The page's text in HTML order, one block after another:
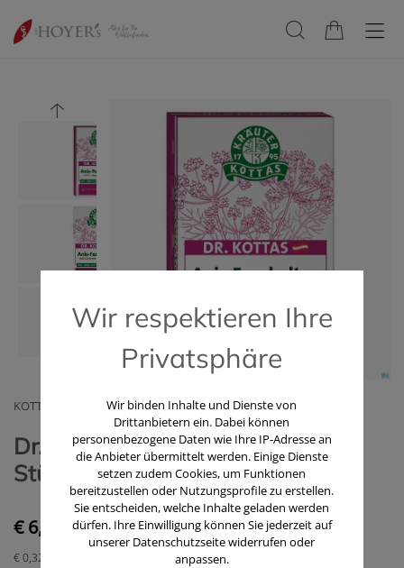
KOTTAS PHARMA GMBH
Dr. Kottas Tee Anis-fenchel 20
Stück
€ 6,30
€ 0,32
Wir respektieren Ihre
Privatsphäre
Wir binden Inhalte und Dienste von
Drittanbietern ein. Dabei können
personenbezogene Daten wie Ihre IP-Adresse an
die Anbieter übermittelt werden. Einige Dienste
setzen zudem Cookies, um Funktionen
bereitzustellen oder Nutzungsprofile zu erstellen.
Sie entscheiden, welche Inhalte geladen werden
dürfen. Ihre Einwilligung können Sie jederzeit auf
unserer Datenschutzseite widerrufen oder
anpassen.